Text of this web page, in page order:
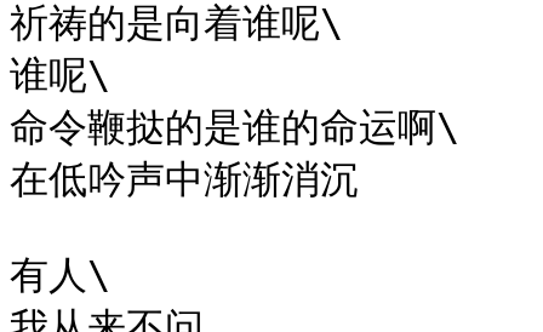
祈祷的是向着谁呢\
谁呢\
命令鞭挞的是谁的命运啊\
在低吟声中渐渐消沉
有人\